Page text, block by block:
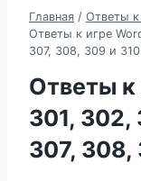
Главная / Ответы
Ответы к игре
307, 308, 309 и
Ответы к
301, 302,
307, 308,